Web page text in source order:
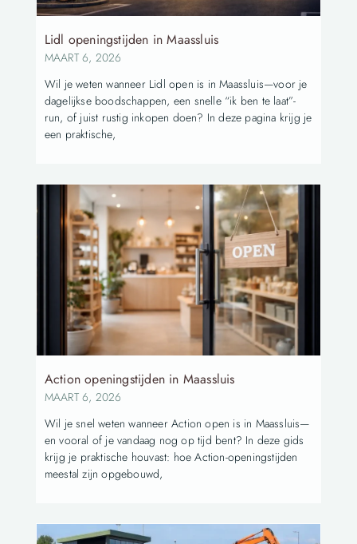
Lidl openingstijden in Maassluis
MAART 6, 2026
Wil je weten wanneer Lidl open is in Maassluis—voor je
dagelijkse boodschappen, een snelle “ik ben te laat”-
run, of juist rustig inkopen doen? In deze pagina krijg je
een praktische,
Action openingstijden in Maassluis
MAART 6, 2026
Wil je snel weten wanneer Action open is in Maassluis—
en vooral of je vandaag nog op tijd bent? In deze gids
krijg je praktische houvast: hoe Action-openingstijden
meestal zijn opgebouwd,